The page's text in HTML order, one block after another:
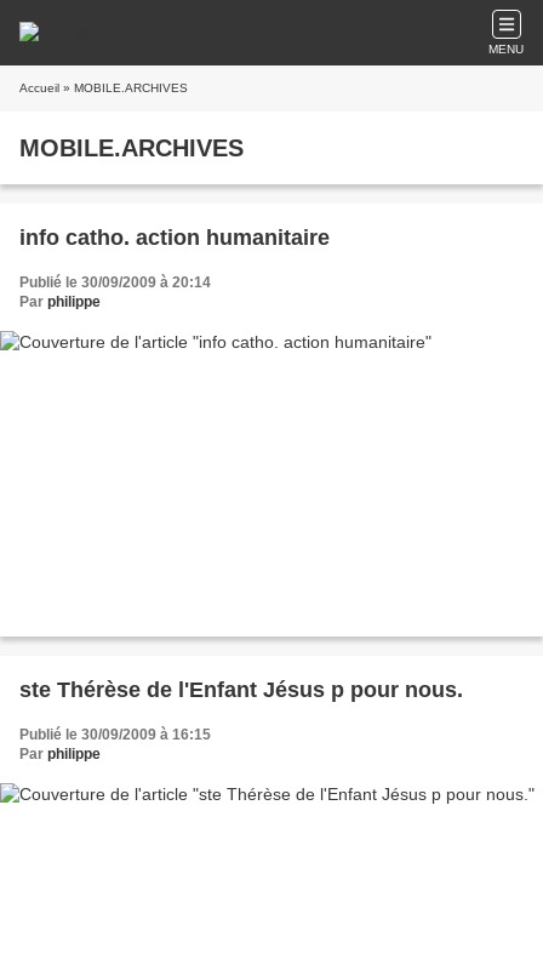
MENU
Accueil » MOBILE.ARCHIVES
MOBILE.ARCHIVES
info catho. action humanitaire
Publié le 30/09/2009 à 20:14
Par philippe
ste Thérèse de l'Enfant Jésus p pour nous.
Publié le 30/09/2009 à 16:15
Par philippe